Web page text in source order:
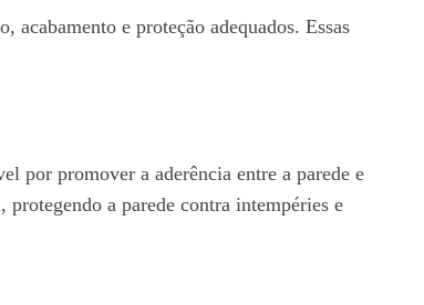
acabamento e proteção adequados. Essas
por promover a aderência entre a parede e
a parede contra intempéries e